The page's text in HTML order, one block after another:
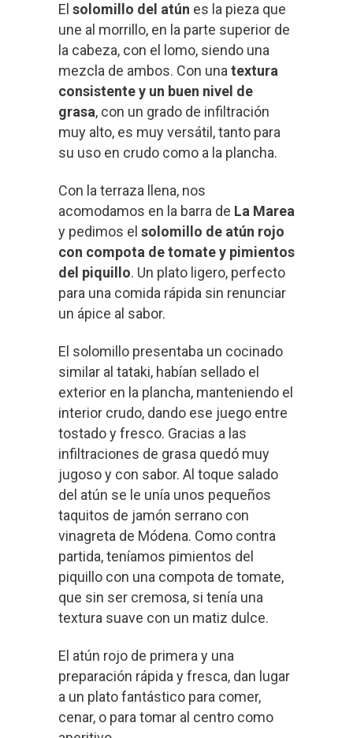
El solomillo del atún es la pieza que
une al morrillo, en la parte superior de
la cabeza, con el lomo, siendo una
mezcla de ambos. Con una textura
consistente y un buen nivel de
grasa, con un grado de infiltración
muy alto, es muy versátil, tanto para
su uso en crudo como a la plancha.
Con la terraza llena, nos
acomodamos en la barra de La Marea
y pedimos el solomillo de atún rojo
con compota de tomate y pimientos
del piquillo. Un plato ligero, perfecto
para una comida rápida sin renunciar
un ápice al sabor.
El solomillo presentaba un cocinado
similar al tataki, habían sellado el
exterior en la plancha, manteniendo el
interior crudo, dando ese juego entre
tostado y fresco. Gracias a las
infiltraciones de grasa quedó muy
jugoso y con sabor. Al toque salado
del atún se le unía unos pequeños
taquitos de jamón serrano con
vinagreta de Módena. Como contra
partida, teníamos pimientos del
piquillo con una compota de tomate,
que sin ser cremosa, si tenía una
textura suave con un matiz dulce.
El atún rojo de primera y una
preparación rápida y fresca, dan lugar
a un plato fantástico para comer,
cenar, o para tomar al centro como